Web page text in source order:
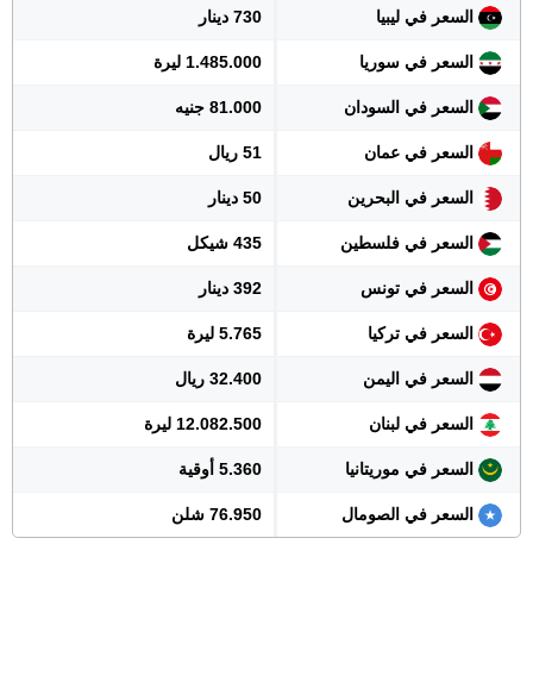
السعر في ليبيا 730 دينار
السعر في سوريا 1.485.000 ليرة
السعر في السودان 81.000 جنيه
السعر في عمان 51 ريال
السعر في البحرين 50 دينار
السعر في فلسطين 435 شيكل
السعر في تونس 392 دينار
السعر في تركيا 5.765 ليرة
السعر في اليمن 32.400 ريال
السعر في لبنان 12.082.500 ليرة
السعر في موريتانيا 5.360 أوقية
السعر في الصومال 76.950 شلن